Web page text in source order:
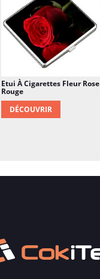
Etui À Cigarettes Fleur Rose
Rouge
DÉCOUVRIR